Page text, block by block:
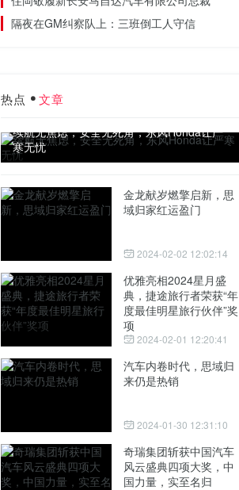
隔夜在GM纠察队上：三班倒工人守信
热点 文章
续航无焦虑，安全无死角，东风Honda让严
寒无忧
金龙献岁燃擎启新，思
域归家红运盈门
2024-02-02 12:02:14
优雅亮相2024星月盛
典，捷途旅行者荣获“年
度最佳明星旅行伙伴”奖
项
2024-02-01 12:20:41
汽车内卷时代，思域归
来仍是热销
2024-01-30 12:31:10
奇瑞集团斩获中国汽车
风云盛典四项大奖，中
国力量，实至名归